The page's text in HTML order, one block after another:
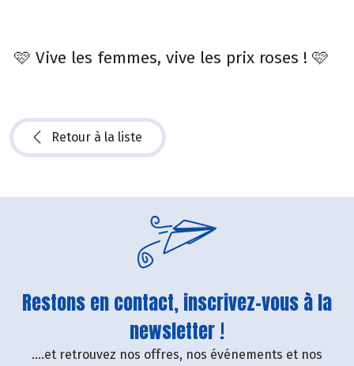
🩷 Vive les femmes, vive les prix roses ! 🩷
Retour à la liste
Restons en contact, inscrivez-vous à la
newsletter !
....et retrouvez nos offres, nos événements et nos